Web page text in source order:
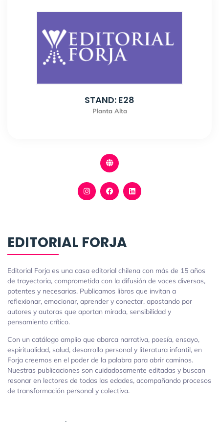
STAND: E28
Planta Alta
EDITORIAL FORJA
Editorial Forja es una casa editorial chilena con más de 15 años
de trayectoria, comprometida con la difusión de voces diversas,
potentes y necesarias. Publicamos libros que invitan a
reflexionar, emocionar, aprender y conectar, apostando por
autores y autoras que aportan mirada, sensibilidad y
pensamiento crítico.
Con un catálogo amplio que abarca narrativa, poesía, ensayo,
espiritualidad, salud, desarrollo personal y literatura infantil, en
Forja creemos en el poder de la palabra para abrir caminos.
Nuestras publicaciones son cuidadosamente editadas y buscan
resonar en lectores de todas las edades, acompañando procesos
de transformación personal y colectiva.